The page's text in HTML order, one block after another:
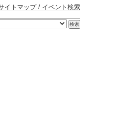
イトマップ/ イベント検索